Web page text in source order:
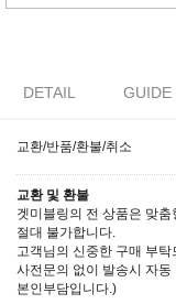
DETAIL GUIDE
교환/반품/환불/취소
교환 및 환불
겟미블링의 전 상품은 맞
절대 불가합니다.
고객님의 신중한 구매 부탁
사전문의 없이 발송시 자
본인부담입니다.)